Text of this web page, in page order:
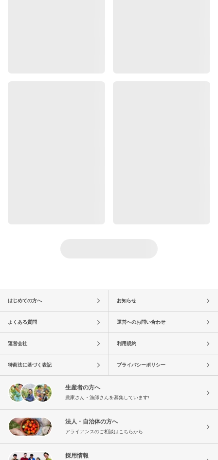
はじめての方へ お知らせ
よくある質問 運営へのお問い合わせ
運営会社 利用規約
特商法に基づく表記 プライバシーポリシー
生産者の方へ
農家さん・漁師さんを募集しています!
法人・自治体の方へ
アライアンスのご相談はこちらから
採用情報